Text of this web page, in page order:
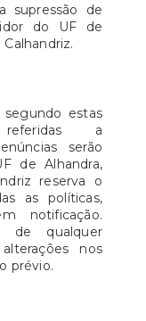
supressão de
do UF de
segundo estas
a
serão
de Alhandra,
reserva o
as políticas,
notificação.
de qualquer
nos
prévio.